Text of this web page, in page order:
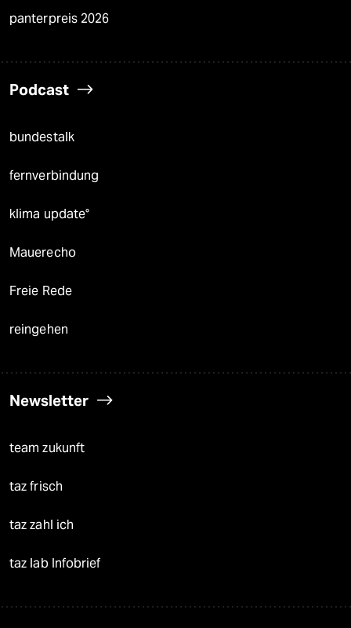
panterpreis 2026
Podcast
bundestalk
fernverbindung
klima update°
Mauerecho
Freie Rede
reingehen
Newsletter
team zukunft
taz frisch
taz zahl ich
taz lab Infobrief